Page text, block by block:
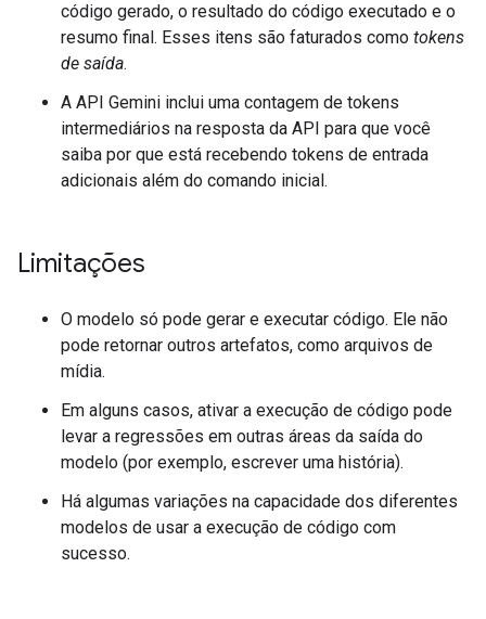
código gerado, o resultado do código executado e o
resumo final. Esses itens são faturados como tokens
de saída.
A API Gemini inclui uma contagem de tokens
intermediários na resposta da API para que você
saiba por que está recebendo tokens de entrada
adicionais além do comando inicial.
Limitações
O modelo só pode gerar e executar código. Ele não
pode retornar outros artefatos, como arquivos de
mídia.
Em alguns casos, ativar a execução de código pode
levar a regressões em outras áreas da saída do
modelo (por exemplo, escrever uma história).
Há algumas variações na capacidade dos diferentes
modelos de usar a execução de código com
sucesso.